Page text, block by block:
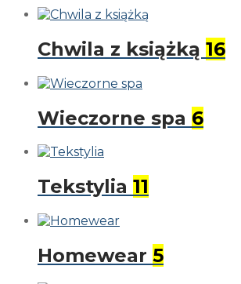
Chwila z książką 16
Wieczorne spa 6
Tekstylia 11
Homewear 5